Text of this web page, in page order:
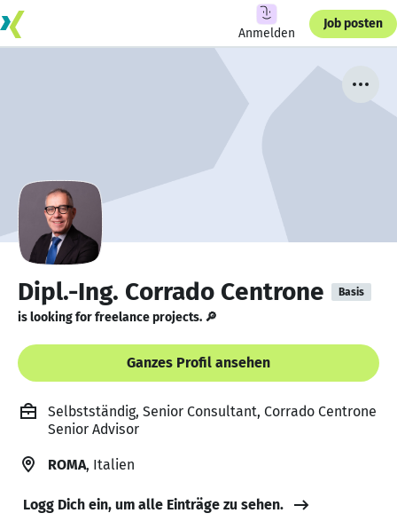
Anmelden
Job posten
Dipl.-Ing. Corrado Centrone Basis
is looking for freelance projects. 🔎
Ganzes Profil ansehen
Selbstständig, Senior Consultant, Corrado Centrone
Senior Advisor
ROMA, Italien
Logg Dich ein, um alle Einträge zu sehen.